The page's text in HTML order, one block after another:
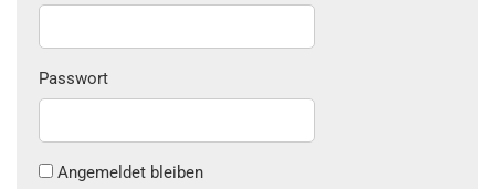
Passwort
Angemeldet bleiben